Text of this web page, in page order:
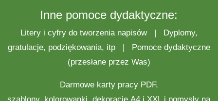
Inne pomoce dydaktyczne:
Litery i cyfry do tworzenia napisów|
Dyplomy,
gratulacje, podziękowania, itp|
Pomoce dydaktyczne
(przesłane przez Was)
Darmowe karty pracyPDF,